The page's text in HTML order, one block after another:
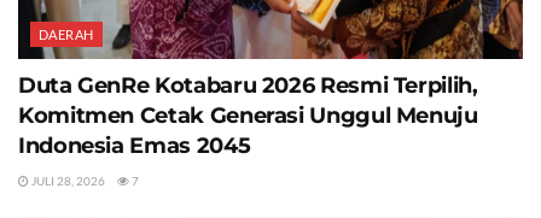
DAERAH
Duta GenRe Kotabaru 2026 Resmi Terpilih,
Komitmen Cetak Generasi Unggul Menuju
Indonesia Emas 2045
JULI 28, 2026 7